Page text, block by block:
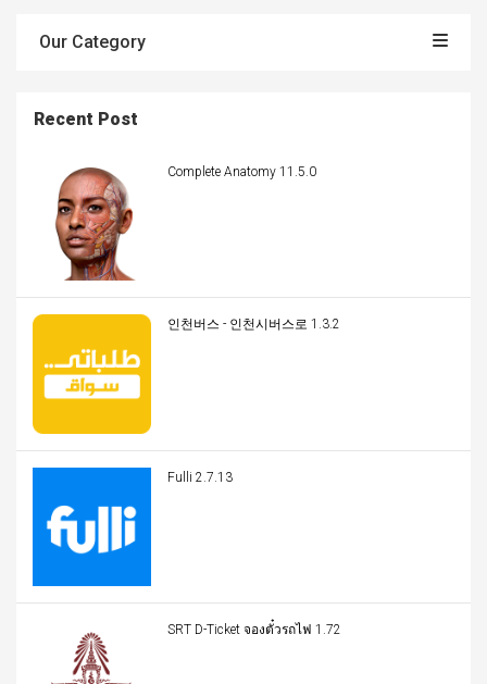
Our Category
Recent Post
Complete Anatomy 11.5.0
인천버스 - 인천시버스로 1.3.2
Fulli 2.7.13
SRT D-Ticket จองตั๋วรถไฟ 1.72